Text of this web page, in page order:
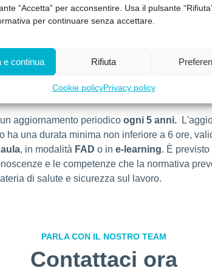
“Accetta” per acconsentire. Usa il pulsante
per continuare senza accettare.
e continua Rifiuta
Cookie policyPrivacy policy
per qualsiasi
il corso da 5 anni
aggiornamento periodico ogni 5 anni.
ha una durata minima non inferiore a 6 ore,
aula, in modalità FAD o in e-learning. È
e le competenze che la normativa
di salute e sicurezza sul lavoro.
PARLA CON IL NOSTRO TEAM
Contattaci ora